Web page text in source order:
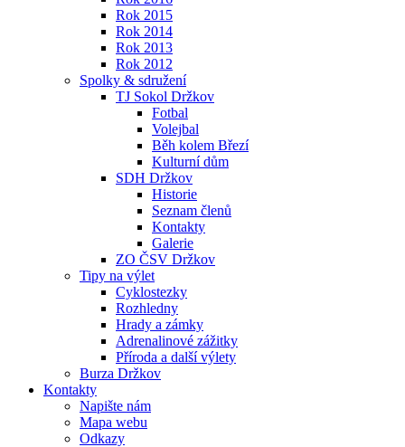
Rok 2015
Rok 2014
Rok 2013
Rok 2012
Spolky & sdružení
TJ Sokol Držkov
Fotbal
Volejbal
Běh kolem Březí
Kulturní dům
SDH Držkov
Historie
Seznam členů
Kontakty
Galerie
ZO ČSV Držkov
Tipy na výlet
Cyklostezky
Rozhledny
Hrady a zámky
Adrenalinové zážitky
Příroda a další výlety
Burza Držkov
Kontakty
Napište nám
Mapa webu
Odkazy